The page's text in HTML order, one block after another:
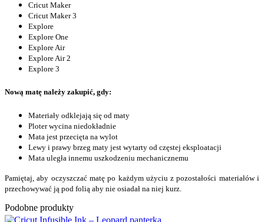
Cricut Maker
Cricut Maker 3
Explore
Explore One
Explore Air
Explore Air 2
Explore 3
Nową matę należy zakupić, gdy:
Materiały odklejają się od maty
Ploter wycina niedokładnie
Mata jest przecięta na wylot
Lewy i prawy brzeg maty jest wytarty od częstej eksploatacji
Mata uległa innemu uszkodzeniu mechanicznemu
Pamiętaj, aby oczyszczać matę po każdym użyciu z pozostałości materiałów i
przechowywać ją pod folią aby nie osiadał na niej kurz.
Podobne produkty